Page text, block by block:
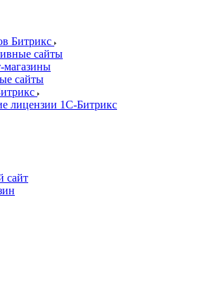
Битрикс
сайты
магазины
сайты
лицензии 1С-Битрикс
сайт